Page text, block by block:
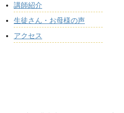
講師紹介
生徒さん・お母様の声
アクセス